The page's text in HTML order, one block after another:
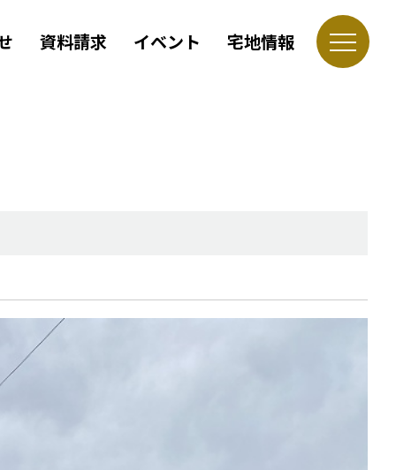
資料請求 イベント 宅地情報